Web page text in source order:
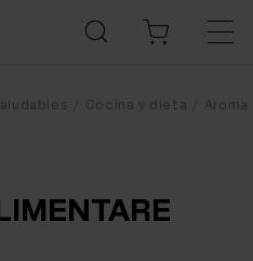
Cocina y dieta